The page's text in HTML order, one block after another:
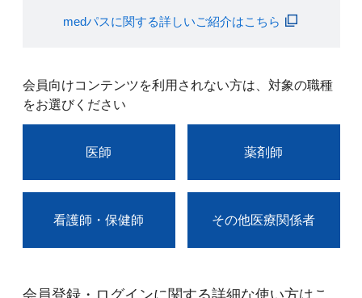
medパスに関する詳しいご紹介はこちら
会員向けコンテンツを利用されない方は、対象の職種
をお選びください
医師 薬剤師
看護師・保健師 その他医療関係者
会員登録・ログインに関する詳細な使い方はこ